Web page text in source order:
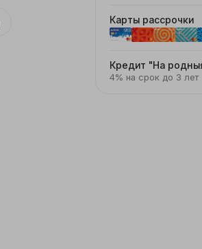
Карты рассрочки
Кредит "На
4% на срок до 3 лет